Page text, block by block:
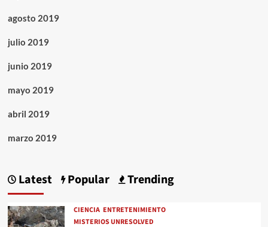
agosto 2019
julio 2019
junio 2019
mayo 2019
abril 2019
marzo 2019
Latest Popular Trending
CIENCIA ENTRETENIMIENTO
MISTERIOS UNRESOLVED